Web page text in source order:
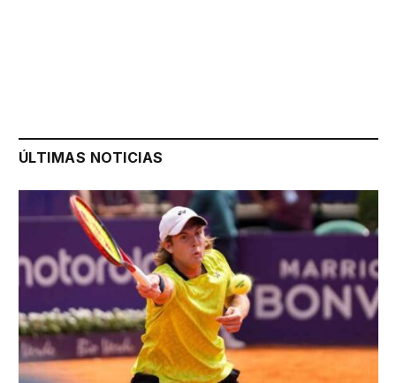
ÚLTIMAS NOTICIAS